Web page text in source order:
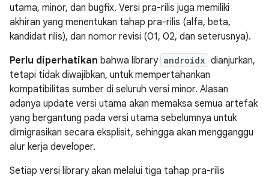
utama, minor, dan bugfix. Versi pra-rilis juga memiliki
akhiran yang menentukan tahap pra-rilis (alfa, beta,
kandidat rilis), dan nomor revisi (01, 02, dan seterusnya).
Perlu diperhatikan bahwa library androidx dianjurkan,
tetapi tidak diwajibkan, untuk mempertahankan
kompatibilitas sumber di seluruh versi minor. Alasan
adanya update versi utama akan memaksa semua artefak
yang bergantung pada versi utama sebelumnya untuk
dimigrasikan secara eksplisit, sehingga akan mengganggu
alur kerja developer.
Setiap versi library akan melalui tiga tahap pra-rilis